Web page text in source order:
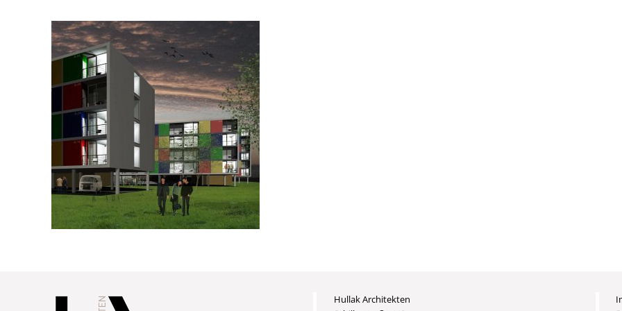
Hullak Architekten